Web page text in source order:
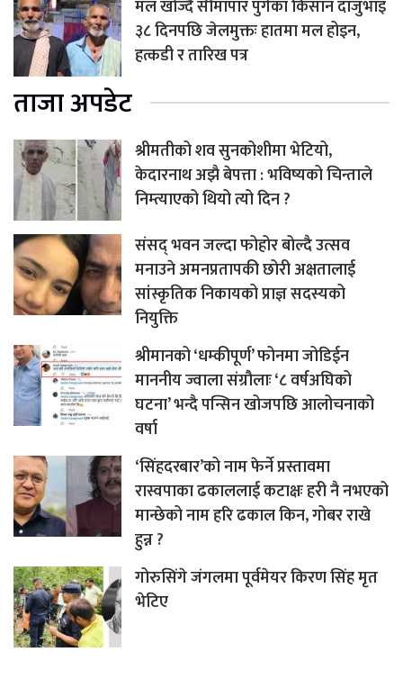
मल खोज्दै सीमापार पुगेका किसान दाजुभाइ
३८ दिनपछि जेलमुक्तः हातमा मल होइन,
हत्कडी र तारिख पत्र
ताजा अपडेट
श्रीमतीको शव सुनकोशीमा भेटियो,
केदारनाथ अझै बेपत्ता : भविष्यको चिन्ताले
निम्त्याएको थियो त्यो दिन ?
संसद् भवन जल्दा फोहोर बोल्दै उत्सव
मनाउने अमनप्रतापकी छोरी अक्षतालाई
सांस्कृतिक निकायको प्राज्ञ सदस्यको
नियुक्ति
श्रीमानको ‘धम्कीपूर्ण’ फोनमा जोडिईन
माननीय ज्वाला संग्रौलाः ‘८ वर्षअघिको
घटना’ भन्दै पन्सिन खोजपछि आलोचनाको
वर्षा
‘सिंहदरबार’को नाम फेर्ने प्रस्तावमा
रास्वपाका ढकाललाई कटाक्षः हरी नै नभएको
मान्छेको नाम हरि ढकाल किन, गोबर राखे
हुन्न ?
गोरुसिंगे जंगलमा पूर्वमेयर किरण सिंह मृत
भेटिए